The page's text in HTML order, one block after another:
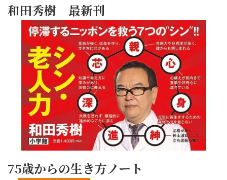
和田秀樹 最新刊
75歳からの生き方ノート